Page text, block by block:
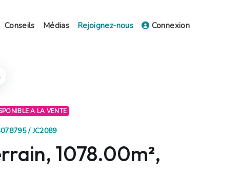
Conseils Médias Rejoignez-nous Connexion
A LA VENTE
/ JC2089
1078.00m²,